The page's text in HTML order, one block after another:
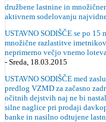
družbene lastnine in
aktivnem sodelovanju
USTAVNO SODIŠČE se po 15
množične razlastitve
neprimerno večjo vnemo
- Sreda, 18.03.2015
USTAVNO SODIŠČE med
predlog VZMD za začasno
očitnih dejstvih naj ne bi
silne naglice pri prodaji
banke in nasilno odtujene